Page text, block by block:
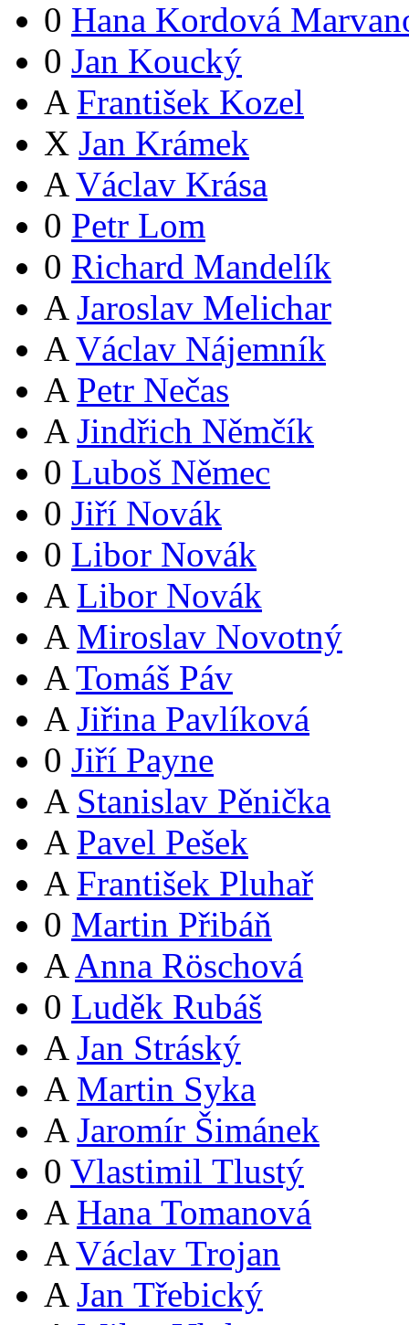
0 Hana Kordová
0 Jan Koucký
A František Kozel
X Jan Krámek
A Václav Krása
0 Petr Lom
0 Richard Mandelík
A Jaroslav Melichar
A Václav Nájemník
A Petr Nečas
A Jindřich Němčík
0 Luboš Němec
0 Jiří Novák
0 Libor Novák
A Libor Novák
A Miroslav Novotný
A Tomáš Páv
A Jiřina Pavlíková
0 Jiří Payne
A Stanislav Pěnička
A Pavel Pešek
A František Pluhař
0 Martin Přibáň
A Anna Röschová
0 Luděk Rubáš
A Jan Stráský
A Martin Syka
A Jaromír Šimánek
0 Vlastimil Tlustý
A Hana Tomanová
A Václav Trojan
A Jan Třebický